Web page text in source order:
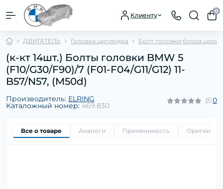
Клиенту
0
ДВИГАТЕЛЬ Головка цилиндра Болт головки блока
(к-кт 14шт.) Болты головки BMW 5
(F10/G30/F90)/7 (F01-F04/G11/G12) 11-
B57/N57, (M50d)
Производитель: ELRING
Каталожный номер: 469.830
0
Все о товаре Аналоги Применимость